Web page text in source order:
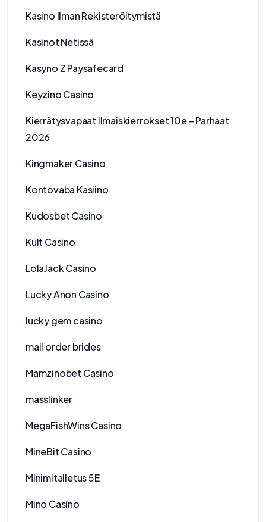
Kasino Ilman Rekisteröitymistä
Kasinot Netissä
Kasyno Z Paysafecard
Keyzino Casino
Kierrätysvapaat Ilmaiskierrokset 10e – Parhaat
2026
Kingmaker Casino
Kontovaba Kasiino
Kudosbet Casino
Kult Casino
LolaJack Casino
Lucky Anon Casino
lucky gem casino
mail order brides
Mamzinobet Casino
masslinker
MegaFishWins Casino
MineBit Casino
Minimitalletus 5E
Mino Casino